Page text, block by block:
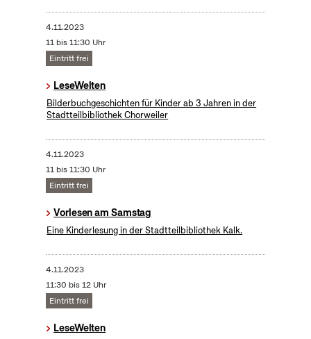
4.11.2023
11 bis 11:30 Uhr
Eintritt frei
LeseWelten
Bilderbuchgeschichten für Kinder ab 3 Jahren in der
Stadtteilbibliothek Chorweiler
4.11.2023
11 bis 11:30 Uhr
Eintritt frei
Vorlesen am Samstag
Eine Kinderlesung in der Stadtteilbibliothek Kalk.
4.11.2023
11:30 bis 12 Uhr
Eintritt frei
LeseWelten